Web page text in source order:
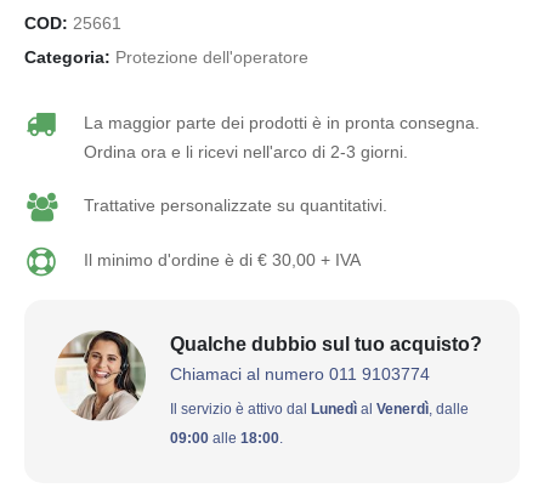
COD: 25661
Categoria: Protezione dell'operatore
La maggior parte dei prodotti è in pronta consegna.
Ordina ora e li ricevi nell'arco di 2-3 giorni.
Trattative personalizzate su quantitativi.
Il minimo d'ordine è di € 30,00 + IVA
Qualche dubbio sul tuo acquisto?
Chiamaci al numero 011 9103774
Il servizio è attivo dal Lunedì al Venerdì , dalle
09:00 alle 18:00